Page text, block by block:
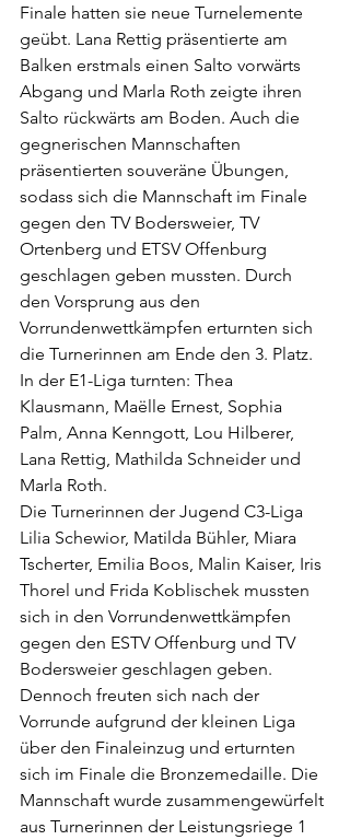
Finale hatten sie neue Turnelemente
geübt. Lana Rettig präsentierte am
Balken erstmals einen Salto vorwärts
Abgang und Marla Roth zeigte ihren
Salto rückwärts am Boden. Auch die
gegnerischen Mannschaften
präsentierten souveräne Übungen,
sodass sich die Mannschaft im Finale
gegen den TV Bodersweier, TV
Ortenberg und ETSV Offenburg
geschlagen geben mussten. Durch
den Vorsprung aus den
Vorrundenwettkämpfen erturnten sich
die Turnerinnen am Ende den 3. Platz.
In der E1-Liga turnten: Thea
Klausmann, Maëlle Ernest, Sophia
Palm, Anna Kenngott, Lou Hilberer,
Lana Rettig, Mathilda Schneider und
Marla Roth.
Die Turnerinnen der Jugend C3-Liga
Lilia Schewior, Matilda Bühler, Miara
Tscherter, Emilia Boos, Malin Kaiser, Iris
Thorel und Frida Koblischek mussten
sich in den Vorrundenwettkämpfen
gegen den ESTV Offenburg und TV
Bodersweier geschlagen geben.
Dennoch freuten sich nach der
Vorrunde aufgrund der kleinen Liga
über den Finaleinzug und erturnten
sich im Finale die Bronzemedaille. Die
Mannschaft wurde zusammengewürfelt
aus Turnerinnen der Leistungsriege 1